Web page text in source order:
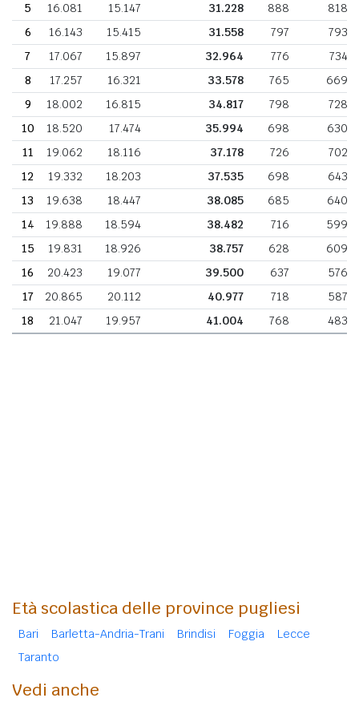
5
16.081 15.147 31.228 888 818
6
16.143 15.415 31.558 797 793
7
17.067 15.897 32.964 776 734
8
17.257 16.321 33.578 765 669
9
18.002 16.815 34.817 798 728
10
18.520 17.474 35.994 698 630
11
19.062 18.116 37.178 726 702
12
19.332 18.203 37.535 698
643
13
19.638 18.447 38.085 685 640
14
19.888 18.594 38.482 716 599
15
19.831 18.926 38.757 628
609
16
20.423 19.077 39.500 637
576
17
20.865 20.112 40.977 718 587
18
21.047 19.957 41.004 768 483
Età scolastica delle province pugliesi
Bari Barletta-Andria-Trani Brindisi Foggia
Lecce
Taranto
Vedi anche